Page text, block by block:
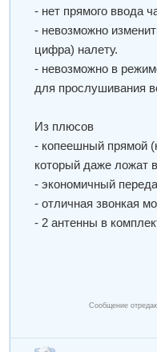
- нет прямого ввода
- невозможно
цифра) налету.
- невозможно в
для прослушивания
Из плюсов
- копеешный прямой
который даже ложат
- экономичный
- отличная звонкая
- 2 антенны в
Сообщение